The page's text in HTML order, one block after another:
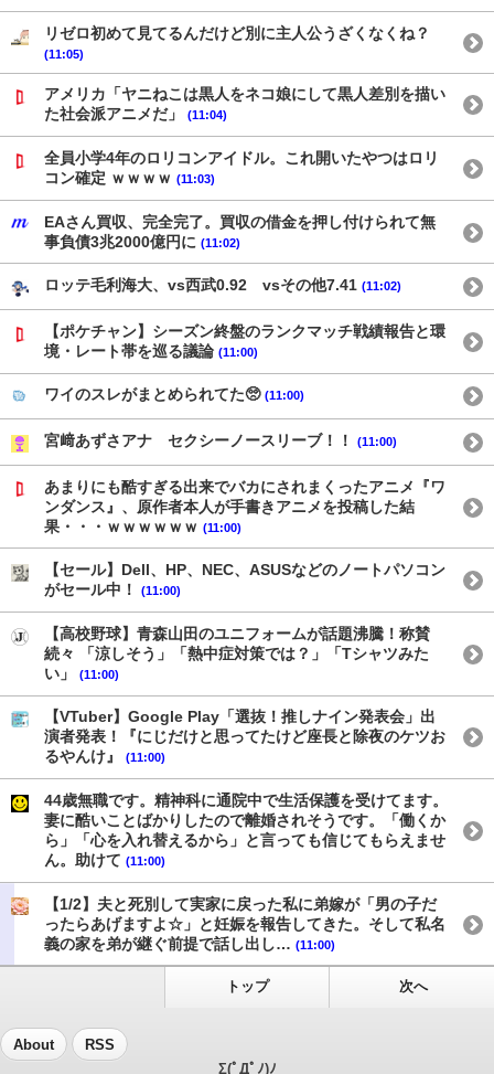
リゼロ初めて見てるんだけど別に主人公うざくなくね？
(11:05)
アメリカ「ヤニねこは黒人をネコ娘にして黒人差別を描い
た社会派アニメだ」
(11:04)
全員小学4年のロリコンアイドル。これ開いたやつはロリ
コン確定 ｗｗｗｗ (11:03)
EAさん買収、完全完了。買収の借金を押し付けられて無
事負債3兆2000億円に (11:02)
ロッテ毛利海大、vs西武0.92 vsその他7.41 (11:02)
【ポケチャン】シーズン終盤のランクマッチ戦績報告と環
境・レート帯を巡る議論 (11:00)
ワイのスレがまとめられてた🥺 (11:00)
宮﨑あずさアナ セクシーノースリーブ！！ (11:00)
あまりにも酷すぎる出来でバカにされまくったアニメ『ワ
ンダンス』、原作者本人が手書きアニメを投稿した結
果・・・ｗｗｗｗｗｗ (11:00)
【セール】Dell、HP、NEC、ASUSなどのノートパソコン
がセール中！
(11:00)
【高校野球】青森山田のユニフォームが話題沸騰！称賛
続々 「涼しそう」「熱中症対策では？」「Tシャツみた
い」
(11:00)
【VTuber】Google Play「選抜！推しナイン発表会」出
演者発表！『にじだけと思ってたけど座長と除夜のケツお
るやんけ』
(11:00)
44歳無職です。精神科に通院中で生活保護を受けてます。
妻に酷いことばかりしたので離婚されそうです。「働くか
ら」「心を入れ替えるから」と言っても信じてもらえませ
ん。助けて (11:00)
【1/2】夫と死別して実家に戻った私に弟嫁が「男の子だ
ったらあげますよ☆」と妊娠を報告してきた。そして私名
義の家を弟が継ぐ前提で話し出し… (11:00)
トップ 次へ
About RSS
Σ(ﾟДﾟﾉ)ﾉ